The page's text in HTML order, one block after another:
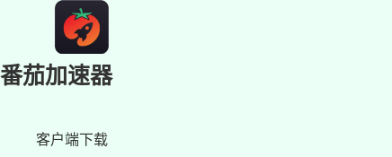
番茄加速器
客户端下载